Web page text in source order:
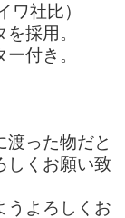
ワ社比）
採用。
付き。
渡った物だと
しくお願い致
うよろしくお